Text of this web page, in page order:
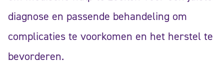
diagnose en passende behandeling om
complicaties te voorkomen en het herstel te
bevorderen.